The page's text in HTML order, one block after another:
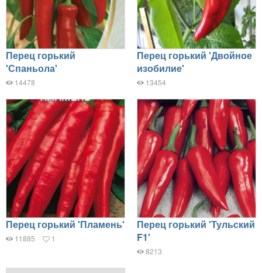
Перец горький
'Спаньола'
14478
Перец горький 'Двойное
изобилие'
13454
Перец горький 'Пламень'
11885 1
Перец горький 'Тульский
F1'
8213